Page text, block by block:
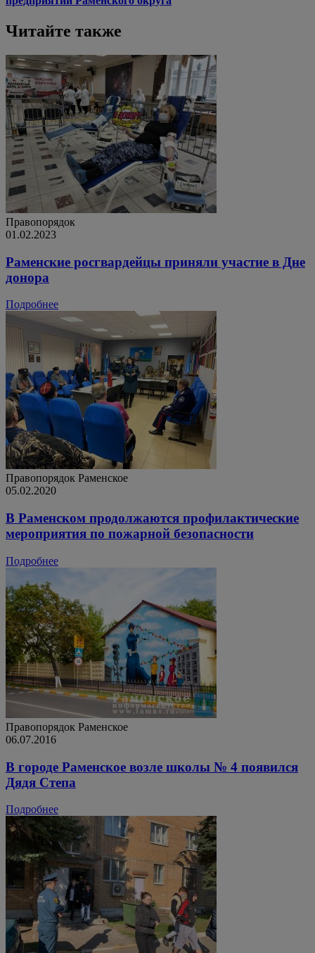
Читайте также
Правопорядок
01.02.2023
Раменские росгвардейцы приняли участие в Дне
донора
Подробнее
Правопорядок Раменское
05.02.2020
В Раменском продолжаются профилактические
мероприятия по пожарной безопасности
Подробнее
Правопорядок Раменское
06.07.2016
В городе Раменское возле школы № 4 появился
Дядя Степа
Подробнее